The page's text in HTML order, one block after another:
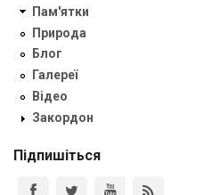
Пам'ятки
Природа
Блог
Галереї
Відео
Закордон
Підпишіться